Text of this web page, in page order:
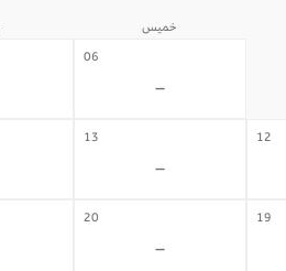
خميس
06
-
12
13
-
19
20
-